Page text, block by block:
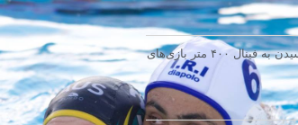
محمد قاسمی: هدفم رسیدن به فینال ۴۰۰ متر بازی‌های